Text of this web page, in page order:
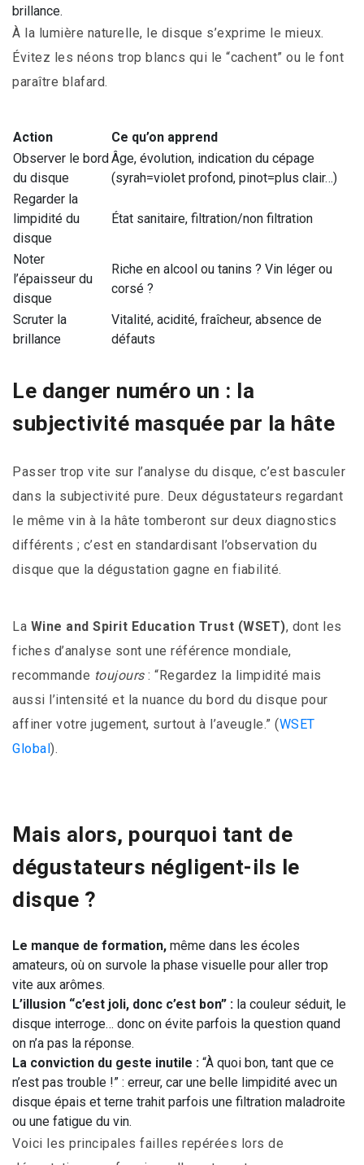
brillance.
À la lumière naturelle, le disque s’exprime le mieux.
Évitez les néons trop blancs qui le “cachent” ou le font
paraître blafard.
Action
Ce qu’on apprend
Observer le bord
du disque
Âge, évolution, indication du cépage
(syrah=violet profond, pinot=plus clair…)
Regarder la
limpidité du
disque
État sanitaire, filtration/non filtration
Noter
l’épaisseur du
disque
Riche en alcool ou tanins ? Vin léger ou
corsé ?
Scruter la
brillance
Vitalité, acidité, fraîcheur, absence de
défauts
Le danger numéro un : la
subjectivité masquée par la hâte
Passer trop vite sur l’analyse du disque, c’est basculer
dans la subjectivité pure. Deux dégustateurs regardant
le même vin à la hâte tomberont sur deux diagnostics
différents ; c’est en standardisant l’observation du
disque que la dégustation gagne en fiabilité.
La Wine and Spirit Education Trust (WSET), dont les
fiches d’analyse sont une référence mondiale,
recommande toujours: “Regardez la limpidité mais
aussi l’intensité et la nuance du bord du disque pour
affiner votre jugement, surtout à l’aveugle.” (WSET
Global).
Mais alors, pourquoi tant de
dégustateurs négligent-ils le
disque ?
Le manque de formation, même dans les écoles
amateurs, où on survole la phase visuelle pour aller trop
vite aux arômes.
L’illusion “c’est joli, donc c’est bon” : la couleur séduit, le
disque interroge… donc on évite parfois la question quand
on n’a pas la réponse.
La conviction du geste inutile : “À quoi bon, tant que ce
n’est pas trouble !” : erreur, car une belle limpidité avec un
disque épais et terne trahit parfois une filtration maladroite
ou une fatigue du vin.
Voici les principales failles repérées lors de